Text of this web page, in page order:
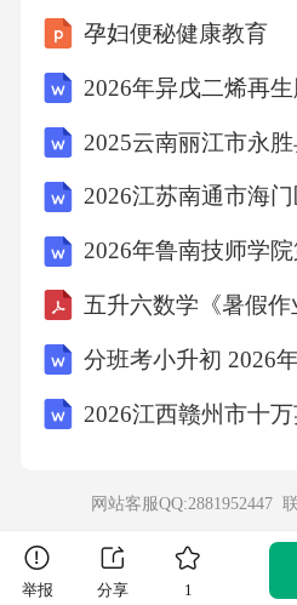
监测线路固定无误。多学
位后重新评估肺复张效果
平，结合血气分析调整
₂＞150mmHg。通气参数
施要点04并发症预防与处
范，气管插管、吸痰等操
避免交叉感染。定期更换
菌定植风险。02040301口
3次口腔清洁，使用氯己定
于特定患者可考虑俯卧位
孕妇便秘健康教育
五升六数学《暑假
网站客服QQ:2881952447
举报 分享 1